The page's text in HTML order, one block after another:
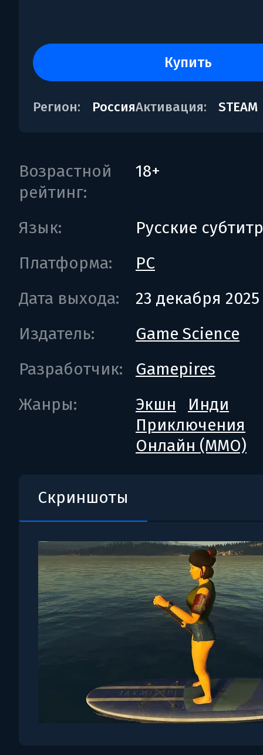
купить
Регион: РоссияАктивация: STEAM
Возрастной
рейтинг:
18+
Язык:
Русские
Платформа:
PC
Дата выхода:
23 декабря 2025
Издатель:
Game Science
Разработчик:
Gamepires
Жанры:
Экшн
Инди
Приключения
Онлайн (MMO)
Скриншоты